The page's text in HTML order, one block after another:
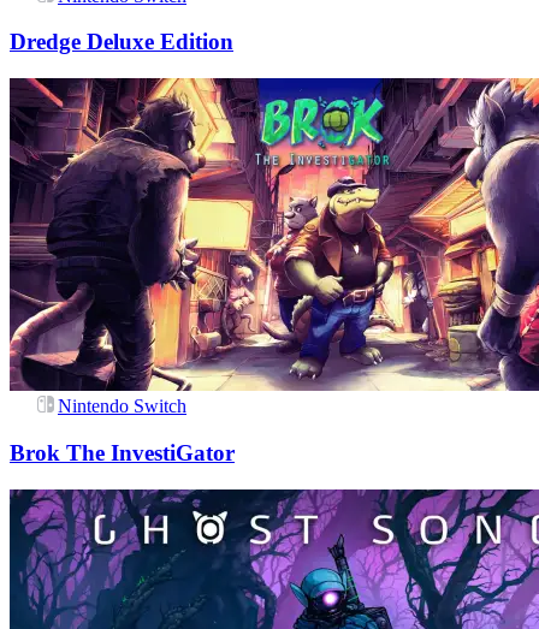
Dredge Deluxe Edition
Nintendo Switch
Brok The InvestiGator